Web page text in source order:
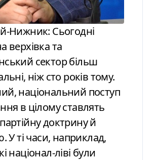
верхівка та
сектор більш
ніж сто років тому.
національний поступ
в цілому ставлять
доктрину й
У ті часи, наприклад,
націонал-ліві були